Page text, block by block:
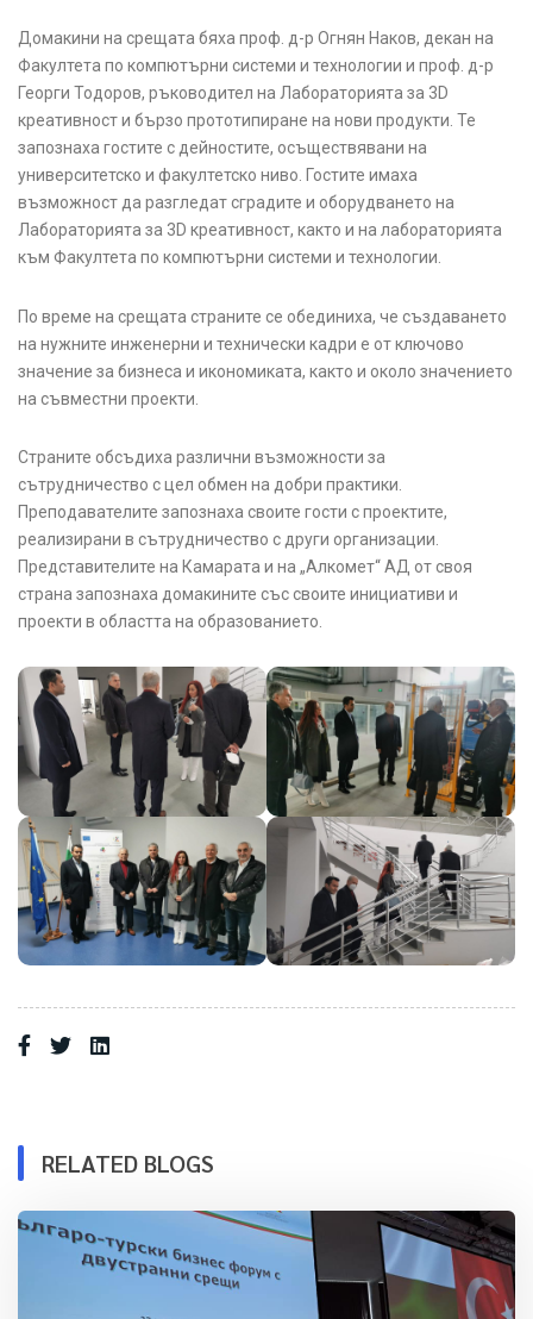
Домакини на срещата бяха проф. д-р Огнян Наков, декан на
Факултета по компютърни системи и технологии и проф. д-р
Георги Тодоров, ръководител на Лабораторията за 3D
креативност и бързо прототипиране на нови продукти. Те
запознаха гостите с дейностите, осъществявани на
университетско и факултетско ниво. Гостите имаха
възможност да разгледат сградите и оборудването на
Лабораторията за 3D креативност, както и на лабораторията
към Факултета по компютърни системи и технологии.
По време на срещата страните се обединиха, че създаването
на нужните инженерни и технически кадри е от ключово
значение за бизнеса и икономиката, както и около значението
на съвместни проекти.
Страните обсъдиха различни възможности за
сътрудничество с цел обмен на добри практики.
Преподавателите запознаха своите гости с проектите,
реализирани в сътрудничество с други организации.
Представителите на Камарата и на „Алкомет“ АД от своя
страна запознаха домакините със своите инициативи и
проекти в областта на образованието.
RELATED BLOGS